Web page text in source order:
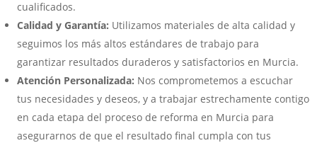
cualificados.
Calidad y Garantía: Utilizamos materiales de alta calidad y
seguimos los más altos estándares de trabajo para
garantizar resultados duraderos y satisfactorios en Murcia.
Atención Personalizada: Nos comprometemos a escuchar
tus necesidades y deseos, y a trabajar estrechamente contigo
en cada etapa del proceso de reforma en Murcia para
asegurarnos de que el resultado final cumpla con tus